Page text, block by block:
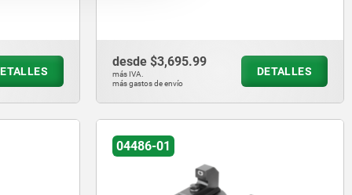
desde $3,695.99
más IVA.
más gastos de envío
DETALLES
04486-01